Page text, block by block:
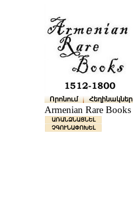
Որոնում Հեղինակներ
Armenian Rare Books
ԱՌԱՆՁՆԱՑՆԵԼ
ՉԳՈՒՆԱՓՈԽԵԼ